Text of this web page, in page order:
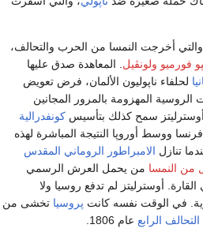
والتي أخرجت النمسا من الحرب والتحالف،
فورميو ولونڤيل . المعاهدة صدق عليها
لحلفاء ناپوليون الألمان، فرض تعويض
الروسية المهزومة بالمرور المجانين
أوسترليتز سمح كذلك بتأسيس كونفدرالية
فرنسا ووسط أوروپا النتيجة المباشرة لهذه
الامبراطور الروماني المقدس
من النمسا من يحمل العرش الرسمي
أوسترليتز لم تدفع روسيا ولا
في الوقت نفسه كانت پروسيا تخشى من
الرابع عام 1806.